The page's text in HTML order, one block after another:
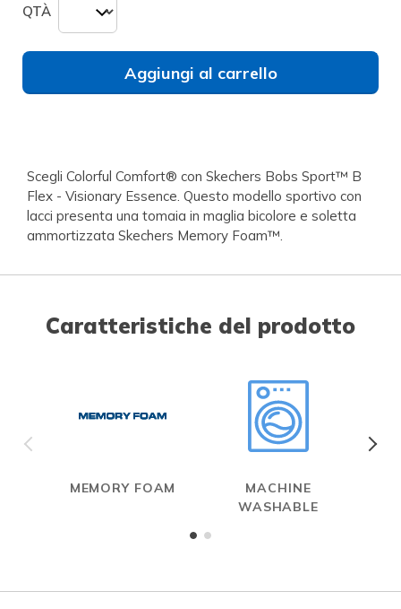
QTÀ
Aggiungi al carrello
Scegli Colorful Comfort® con Skechers Bobs Sport™ B
Flex - Visionary Essence. Questo modello sportivo con
lacci presenta una tomaia in maglia bicolore e soletta
ammortizzata Skechers Memory Foam™.
Caratteristiche del prodotto
MEMORY FOAM
MACHINE
WASHABLE